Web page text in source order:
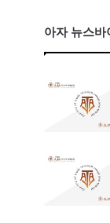
아자 뉴스